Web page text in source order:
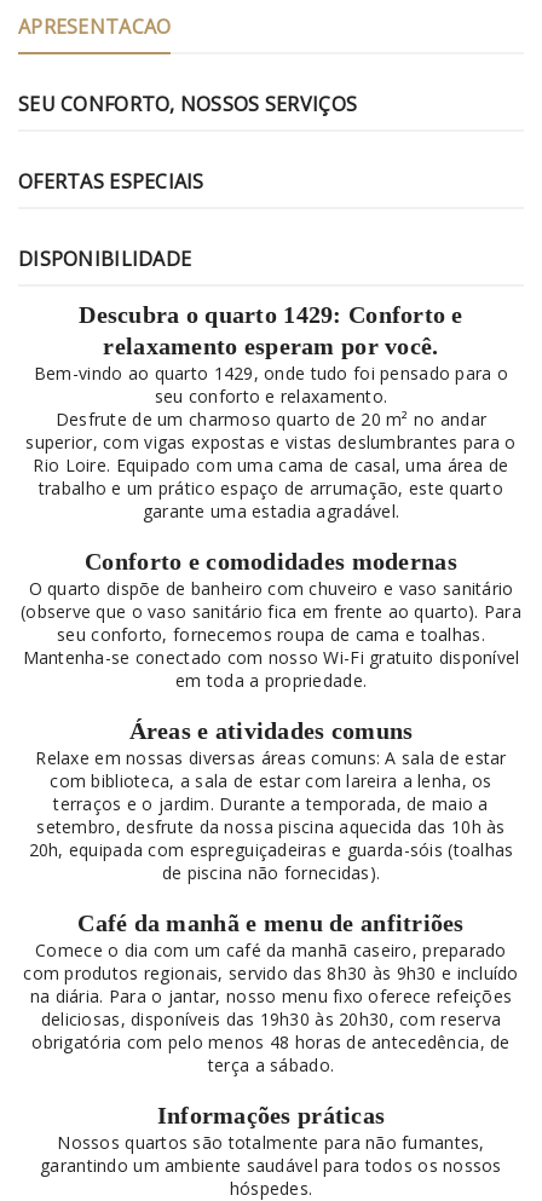
APRESENTACAO
SEU CONFORTO, NOSSOS SERVIÇOS
OFERTAS ESPECIAIS
DISPONIBILIDADE
Descubra o quarto 1429: Conforto e
relaxamento esperam por você.
Bem-vindo ao quarto 1429, onde tudo foi pensado para o
seu conforto e relaxamento.
Desfrute de um charmoso quarto de 20 m² no andar
superior, com vigas expostas e vistas deslumbrantes para o
Rio Loire. Equipado com uma cama de casal, uma área de
trabalho e um prático espaço de arrumação, este quarto
garante uma estadia agradável.
Conforto e comodidades modernas
O quarto dispõe de banheiro com chuveiro e vaso sanitário
(observe que o vaso sanitário fica em frente ao quarto). Para
seu conforto, fornecemos roupa de cama e toalhas.
Mantenha-se conectado com nosso Wi-Fi gratuito disponível
em toda a propriedade.
Áreas e atividades comuns
Relaxe em nossas diversas áreas comuns: A sala de estar
com biblioteca, a sala de estar com lareira a lenha, os
terraços e o jardim. Durante a temporada, de maio a
setembro, desfrute da nossa piscina aquecida das 10h às
20h, equipada com espreguiçadeiras e guarda-sóis (toalhas
de piscina não fornecidas).
Café da manhã e menu de anfitriões
Comece o dia com um café da manhã caseiro, preparado
com produtos regionais, servido das 8h30 às 9h30 e incluído
na diária. Para o jantar, nosso menu fixo oferece refeições
deliciosas, disponíveis das 19h30 às 20h30, com reserva
obrigatória com pelo menos 48 horas de antecedência, de
terça a sábado.
Informações práticas
Nossos quartos são totalmente para não fumantes,
garantindo um ambiente saudável para todos os nossos
hóspedes.